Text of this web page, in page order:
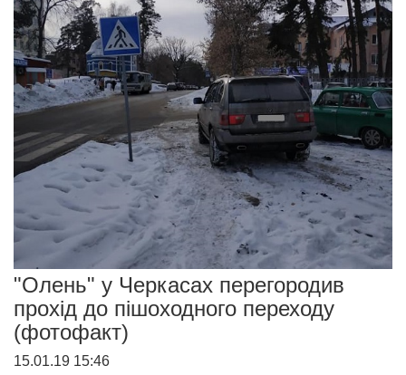
"Олень" у Черкасах перегородив
прохід до пішоходного переходу
(фотофакт)
15.01.19 15:46